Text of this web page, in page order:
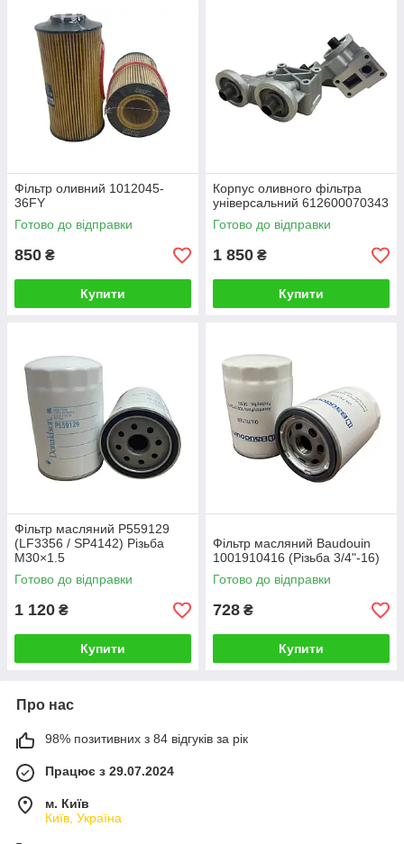
Фільтр оливний 1012045-
36FY
Готово до відправки
850 ₴
Купити
Корпус оливного фільтра
універсальний 612600070343
Готово до відправки
1 850 ₴
Купити
Фільтр масляний P559129
(LF3356 / SP4142) Різьба
M30×1.5
Готово до відправки
1 120 ₴
Купити
Фільтр масляний Baudouin
1001910416 (Різьба 3/4"-16)
Готово до відправки
728 ₴
Купити
Про нас
98% позитивних з 84 відгуків за рік
Працює з 29.07.2024
м. Київ
Київ, Україна